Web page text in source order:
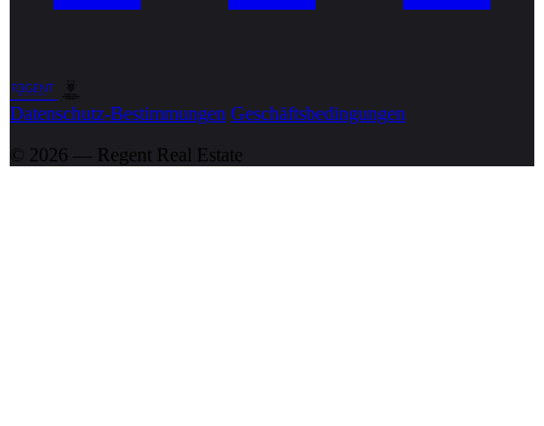
Datenschutz-Bestimmungen Geschäftsbedingungen
© 2026 — Regent Real Estate